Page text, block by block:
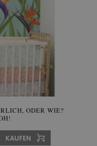
ODER WIE?
KAUFEN